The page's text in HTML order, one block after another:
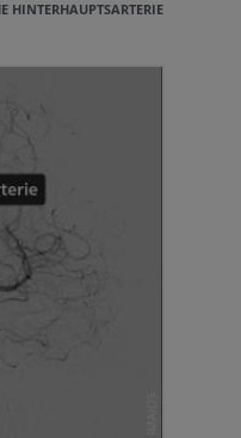
HINTERHAUPTSARTERIE